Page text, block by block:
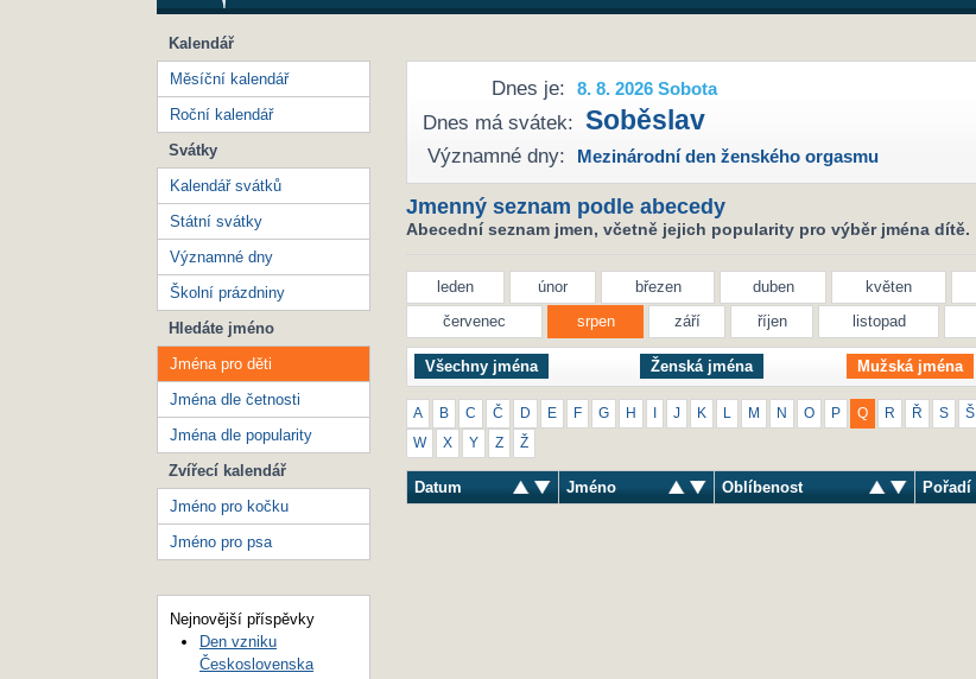
Dnes je: 8. 8. 2026 Sobota
Dnes má svátek: Soběslav
Významné dny: Mezinárodní den ženského orgasmu
Jmenný seznam podle abecedy
Abecední seznam jmen, včetně jejich popularity pro výběr jména dítě.
leden únor březen duben květen
červenec
srpen září říjen listopad
Všechny jména Ženská jména Mužská jména
A B C Č D E F G H J K M N O P Q R Ř S Š
W X Y Z Ž
Datum Jméno Oblíbenost Pořadí
Kalendář
Měsíční kalendář
Roční kalendář
Svátky
Kalendář svátků
Státní svátky
Významné dny
Školní prázdniny
Hledáte jméno
Jména pro děti
Jména dle četnosti
Jména dle popularity
Zvířecí kalendář
Jméno pro kočku
Jméno pro psa
Nejnovější příspěvky
Den vzniku
Československa